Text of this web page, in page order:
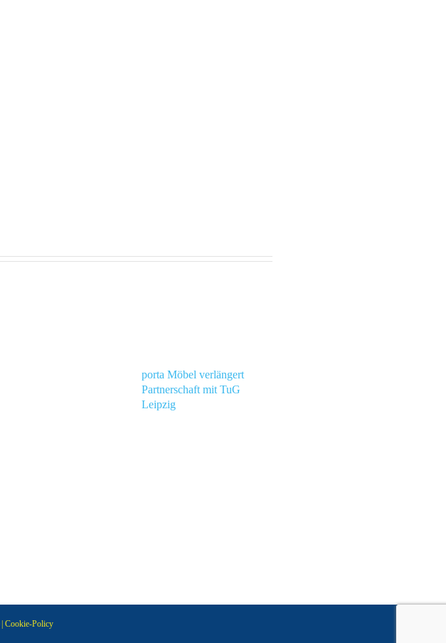
porta Möbel verlängert
Partnerschaft mit TuG
Leipzig
| Cookie-Policy